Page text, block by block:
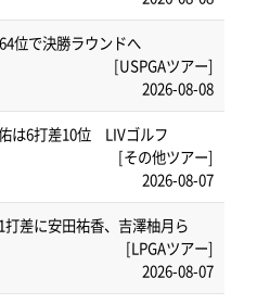
位で決勝ラウンドへ
[USPGAツアー]
2026-08-08
は6打差10位 LIVゴルフ
[その他ツアー]
2026-08-07
差に安田祐香、吉澤柚月ら
[LPGAツアー]
2026-08-07